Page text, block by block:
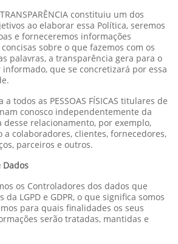
constituiu um dos
ao elaborar essa Política, seremos
e forneceremos informações
sobre o que fazemos com os
palavras, a transparência gera para o
que se concretizará por essa
todos as PESSOAS FÍSICAS titulares de
conosco independentemente da
desse relacionamento, por exemplo,
a colaboradores, clientes, fornecedores,
parceiros e outros.
os Controladores dos dados que
LGPD e GDPR, o que significa somos
para quais finalidades os seus
serão tratadas, mantidas e